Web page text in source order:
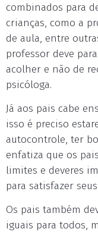
combinados para
crianças, como a
de aula, entre
professor deve
acolher e não de
psicóloga.
Já aos pais cabe
isso é preciso
autocontrole, ter
enfatiza que os
limites e deveres
para satisfazer
Os pais também
iguais para todos,